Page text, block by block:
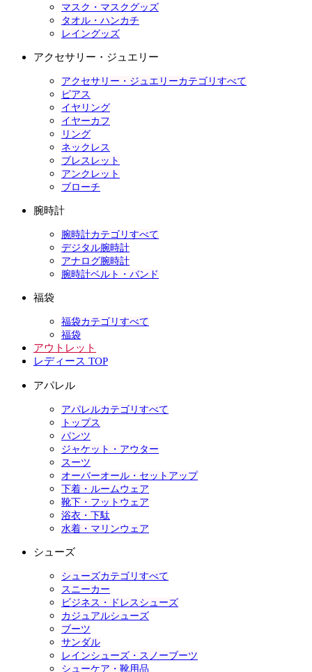
マスク・マスクグッズ
タオル・ハンカチ
レイングッズ
アクセサリー・ジュエリー
アクセサリー・ジュエリーカテゴリすべて
ピアス
イヤリング
イヤーカフ
リング
ネックレス
ブレスレット
アンクレット
ブローチ
腕時計
腕時計カテゴリすべて
デジタル腕時計
アナログ腕時計
腕時計ベルト・バンド
福袋
福袋カテゴリすべて
福袋
アウトレット
レディース TOP
アパレル
アパレルカテゴリすべて
トップス
パンツ
ジャケット・アウター
スーツ
オーバーオール・セットアップ
下着・ルームウェア
靴下・フットウェア
浴衣・下駄
水着・マリンウェア
シューズ
シューズカテゴリすべて
スニーカー
ビジネス・ドレスシューズ
カジュアルシューズ
ブーツ
サンダル
レインシューズ・スノーブーツ
シューケア・靴用品